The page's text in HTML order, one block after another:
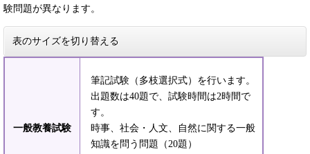
験問題が異なります。
表のサイズを切り替える
一般教養試験
筆記試験（多枝選択式）を行います。
出題数は40題で、試験時間は2時間で
す。
時事、社会・人文、自然に関する一般
知識を問う問題（20題）